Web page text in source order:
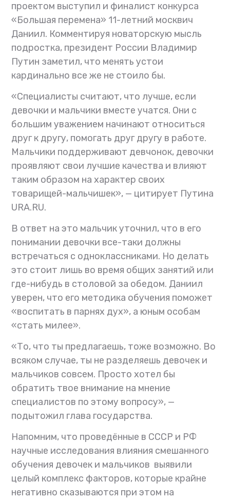
проектом выступил и финалист конкурса
«Большая перемена» 11-летний москвич
Даниил. Комментируя новаторскую мысль
подростка, президент России Владимир
Путин заметил, что менять устои
кардинально все же не стоило бы.
«Специалисты считают, что лучше, если
девочки и мальчики вместе учатся. Они с
большим уважением начинают относиться
друг к другу, помогать друг другу в работе.
Мальчики поддерживают девчонок, девочки
проявляют свои лучшие качества и влияют
таким образом на характер своих
товарищей-мальчишек», — цитирует Путина
URA.RU.
В ответ на это мальчик уточнил, что в его
понимании девочки все-таки должны
встречаться с одноклассниками. Но делать
это стоит лишь во время общих занятий или
где-нибудь в столовой за обедом. Даниил
уверен, что его методика обучения поможет
«воспитать в парнях дух», а юным особам
«стать милее».
«То, что ты предлагаешь, тоже возможно. Во
всяком случае, ты не разделяешь девочек и
мальчиков совсем. Просто хотел бы
обратить твое внимание на мнение
специалистов по этому вопросу», —
подытожил глава государства.
Напомним, что проведённые в СССР и РФ
научные исследования влияния смешанного
обучения девочек и мальчиков выявили
целый комплекс факторов, которые крайне
негативно сказываются при этом на